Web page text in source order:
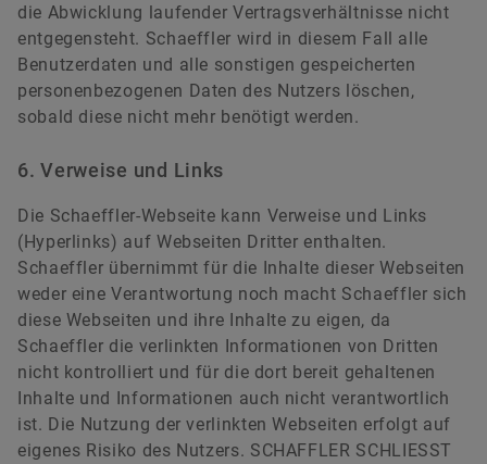
die Abwicklung laufender Vertragsverhältnisse nicht
entgegensteht. Schaeffler wird in diesem Fall alle
Benutzerdaten und alle sonstigen gespeicherten
personenbezogenen Daten des Nutzers löschen,
sobald diese nicht mehr benötigt werden.
6. Verweise und Links
Die Schaeffler-Webseite kann Verweise und Links
(Hyperlinks) auf Webseiten Dritter enthalten.
Schaeffler übernimmt für die Inhalte dieser Webseiten
weder eine Verantwortung noch macht Schaeffler sich
diese Webseiten und ihre Inhalte zu eigen, da
Schaeffler die verlinkten Informationen von Dritten
nicht kontrolliert und für die dort bereit gehaltenen
Inhalte und Informationen auch nicht verantwortlich
ist. Die Nutzung der verlinkten Webseiten erfolgt auf
eigenes Risiko des Nutzers. SCHAFFLER SCHLIESST